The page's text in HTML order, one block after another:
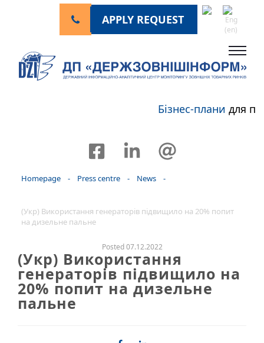
APPLY REQUEST
Бізнес-планидля
Homepage - Press centre - News -
(Укр) Використання генераторів підвищило на 20% попит
на дизельне пальне
Posted 07.12.2022
(Укр) Використання
генераторів підвищило на
20% попит на дизельне
пальне